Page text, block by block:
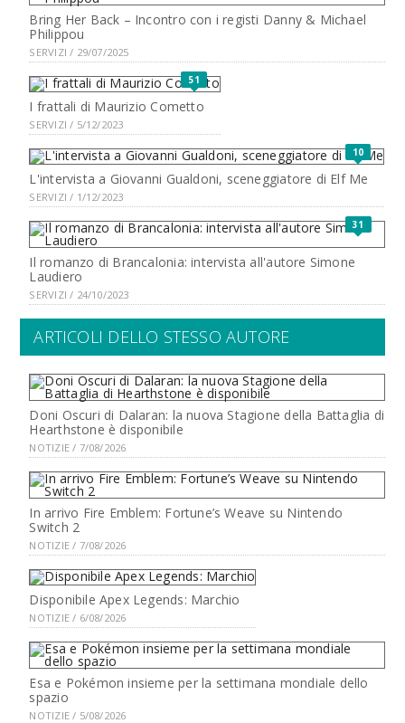
Bring Her Back – Incontro con i registi Danny & Michael
Philippou
SERVIZI / 29/07/2025
51
I frattali di Maurizio Cometto
SERVIZI / 5/12/2023
10
L'intervista a Giovanni Gualdoni, sceneggiatore di Elf Me
SERVIZI / 1/12/2023
31
Il romanzo di Brancalonia: intervista all'autore Simone
Laudiero
SERVIZI / 24/10/2023
ARTICOLI DELLO STESSO AUTORE
Doni Oscuri di Dalaran: la nuova Stagione della Battaglia di
Hearthstone è disponibile
NOTIZIE / 7/08/2026
In arrivo Fire Emblem: Fortune’s Weave su Nintendo
Switch 2
NOTIZIE / 7/08/2026
Disponibile Apex Legends: Marchio
NOTIZIE / 6/08/2026
Esa e Pokémon insieme per la settimana mondiale dello
spazio
NOTIZIE / 5/08/2026